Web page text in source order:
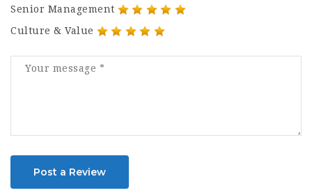
Senior Management
Culture & Value
Post a Review